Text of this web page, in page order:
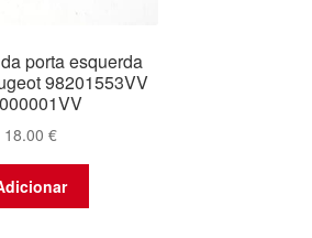
porta esquerda
98201553VV
18.00€